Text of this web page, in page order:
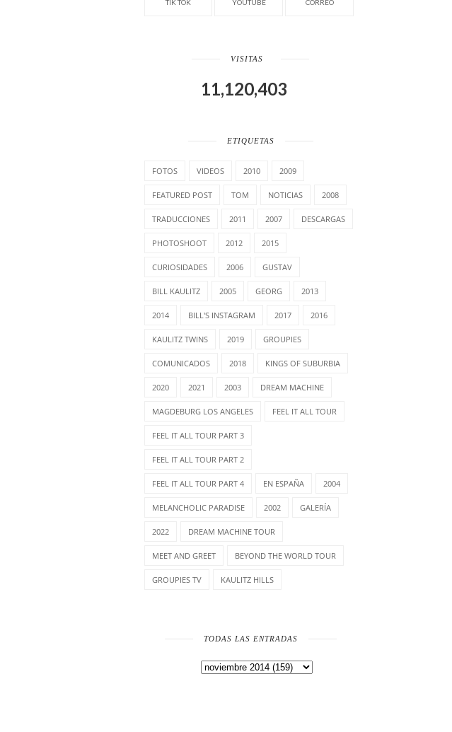
TIK TOK YOUTUBE CORREO
VISITAS
11,120,403
ETIQUETAS
FOTOS VIDEOS 2010 2009
FEATURED POST TOM NOTICIAS 2008
TRADUCCIONES 2011 2007 DESCARGAS
PHOTOSHOOT 2012 2015
CURIOSIDADES 2006 GUSTAV
BILL KAULITZ 2005 GEORG 2013
2014 BILL'S INSTAGRAM 2017 2016
KAULITZ TWINS 2019 GROUPIES
COMUNICADOS 2018 KINGS OF SUBURBIA
2020 2021 2003 DREAM MACHINE
MAGDEBURG LOS ANGELES FEEL IT ALL TOUR
FEEL IT ALL TOUR PART 3
FEEL IT ALL TOUR PART 2
FEEL IT ALL TOUR PART 4 EN ESPAÑA 2004
MELANCHOLIC PARADISE 2002 GALERÍA
2022 DREAM MACHINE TOUR
MEET AND GREET BEYOND THE WORLD TOUR
GROUPIES TV KAULITZ HILLS
TODAS LAS ENTRADAS